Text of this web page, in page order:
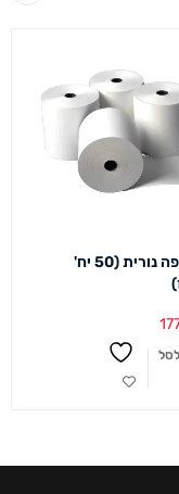
נייר קופה נורית (50 יח'